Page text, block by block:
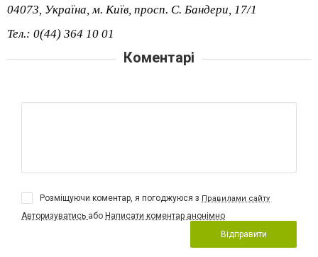
04073, Україна, м. Київ, просп. С. Бандери, 17/1
Тел.: 0(44) 364 10 01
Коментарі
Розміщуючи коментар, я погоджуюся з Правилами сайту
Авторизуватись або Написати коментар анонімно
Відправити